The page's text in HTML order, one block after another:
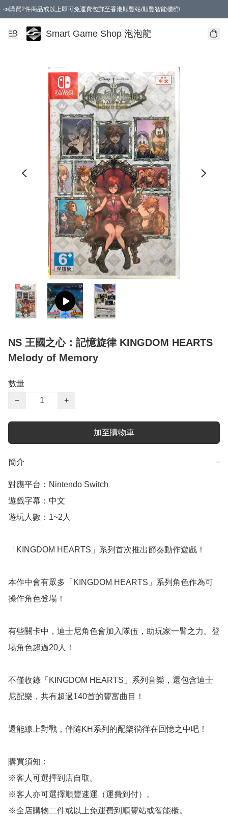
📣購買2件商品或以上即可免運費包郵至香港順豐站/順豐智能櫃📦
Smart Game Shop 泡泡龍
NS 王國之心：記憶旋律 KINGDOM HEARTS
Melody of Memory
數量
−
+
加至購物車
簡介 −
對應平台：Nintendo Switch
遊戲字幕：中文
遊玩人數：1~2人
「KINGDOM HEARTS」系列首次推出節奏動作遊戲！
本作中會有眾多「KINGDOM HEARTS」系列角色作為可
操作角色登場！
有些關卡中，迪士尼角色會加入隊伍，助玩家一臂之力。登
場角色超過20人！
不僅收錄「KINGDOM HEARTS」系列音樂，還包含迪士
尼配樂，共有超過140首的豐富曲目！
還能線上對戰，伴隨KH系列的配樂徜徉在回憶之中吧！
購買須知﹕
※客人可選擇到店自取。
※客人亦可選擇順豐速運（運費到付）。
※全店購物二件或以上免運費到順豐站或智能櫃。